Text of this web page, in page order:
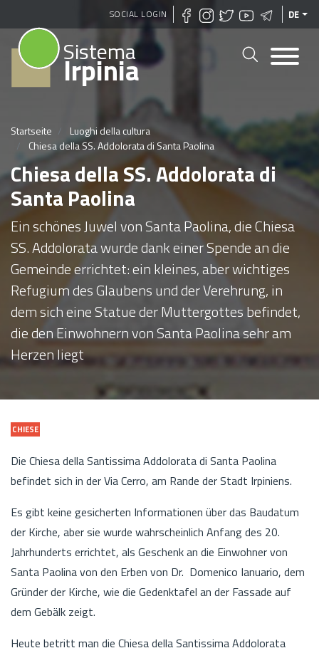
Direkt
zum
Inhalt
SOCIAL LOGIN DE
Sistema
Irpinia
Startseite
Luoghi della cultura
Chiesa della SS. Addolorata di Santa Paolina
Chiesa della SS. Addolorata di
Santa Paolina
Ein schönes Juwel von Santa Paolina, die Chiesa
SS. Addolorata wurde dank einer Spende an die
Gemeinde errichtet: ein kleines, aber wichtiges
Refugium des Glaubens und der Verehrung, in
dem sich eine Statue der Muttergottes befindet,
die den Einwohnern von Santa Paolina sehr am
Herzen liegt
CHIESE
Die Chiesa della Santissima Addolorata di Santa Paolina
befindet sich in der Via Cerro, am Rande der Stadt Irpiniens.
Es gibt keine gesicherten Informationen über das Baudatum
der Kirche, aber sie wurde wahrscheinlich Anfang des 20.
Jahrhunderts errichtet, als Geschenk an die Einwohner von
Santa Paolina von den Erben von Dr. Domenico Ianuario, dem
Gründer der Kirche, wie die Gedenktafel an der Fassade auf
dem Gebälk zeigt.
Heute betritt man die Chiesa della Santissima Addolorata